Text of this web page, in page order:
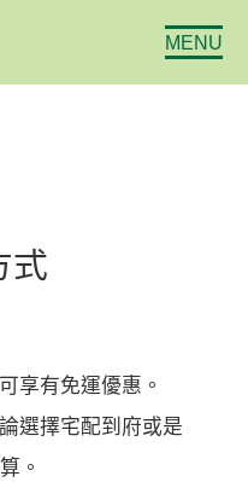
MENU
式
享有免運優惠。
選擇宅配到府或是
。